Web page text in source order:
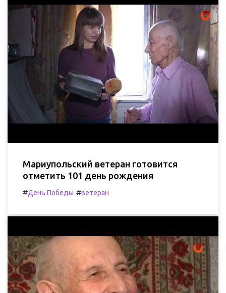
Мариупольский ветеран готовится
отметить 101 день рождения
#День Победы #ветеран